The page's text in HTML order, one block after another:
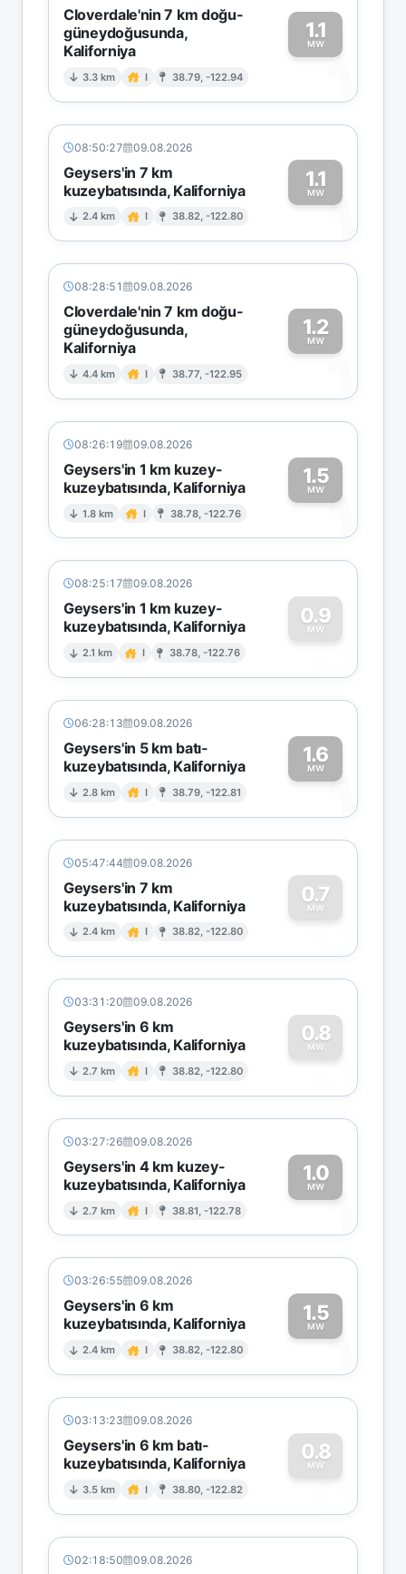
Cloverdale'nin 7 km doğu-
güneydoğusunda,
Kaliforniya
3.3 km I 38.79, -122.94
1.1
MW
1
08:50:27 09.08.2026
Geysers'in 7 km
kuzeybatısında, Kaliforniya
2.4 km I 38.82, -122.80
1.1
MW1
08:28:51 09.08.2026
Cloverdale'nin 7 km doğu-
güneydoğusunda,
Kaliforniya
4.4 km I 38.77, -122.95
1.2
MW
1
08:26:19 09.08.2026
Geysers'in 1 km kuzey-
kuzeybatısında, Kaliforniya
1.8 km I 38.78, -122.76
1.5
MW1
08:25:17 09.08.2026
Geysers'in 1 km kuzey-
kuzeybatısında, Kaliforniya
2.1 km I 38.78, -122.76
0.9
MW
0
06:28:13 09.08.2026
Geysers'in 5 km batı-
kuzeybatısında, Kaliforniya
2.8 km I 38.79, -122.81
1.6
MW1
05:47:44 09.08.2026
Geysers'in 7 km
kuzeybatısında, Kaliforniya
2.4 km I 38.82, -122.80
0.7
MW
0
03:31:20 09.08.2026
Geysers'in 6 km
kuzeybatısında, Kaliforniya
2.7 km I 38.82, -122.80
0.8
MW
0
03:27:26 09.08.2026
Geysers'in 4 km kuzey-
kuzeybatısında, Kaliforniya
2.7 km I 38.81, -122.78
1.0
MW1
03:26:55 09.08.2026
Geysers'in 6 km
kuzeybatısında, Kaliforniya
2.4 km I 38.82, -122.80
1.5
MW1
03:13:23 09.08.2026
Geysers'in 6 km batı-
kuzeybatısında, Kaliforniya
3.5 km I 38.80, -122.82
0.8
MW
0
02:18:50 09.08.2026